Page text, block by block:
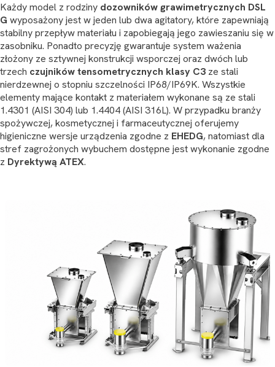
Każdy model z rodziny dozowników grawimetrycznych DSL
G wyposażony jest w jeden lub dwa agitatory, które zapewniają
stabilny przepływ materiału i zapobiegają jego zawieszaniu się w
zasobniku. Ponadto precyzję gwarantuje system ważenia
złożony ze sztywnej konstrukcji wsporczej oraz dwóch lub
trzech czujników tensometrycznych klasy C3 ze stali
nierdzewnej o stopniu szczelności IP68/IP69K. Wszystkie
elementy mające kontakt z materiałem wykonane są ze stali
1.4301 (AISI 304) lub 1.4404 (AISI 316L). W przypadku branży
spożywczej, kosmetycznej i farmaceutycznej oferujemy
higieniczne wersje urządzenia zgodne z EHEDG, natomiast dla
stref zagrożonych wybuchem dostępne jest wykonanie zgodne
z Dyrektywą ATEX.